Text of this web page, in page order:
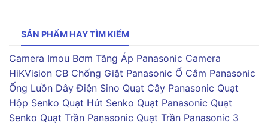
SẢN PHẨM HAY TÌM KIẾM
Camera Imou Bơm Tăng Áp Panasonic Camera
HiKVision CB Chống Giật Panasonic Ổ Cắm Panasonic
Ống Luồn Dây Điện Sino Quạt Cây Panasonic Quạt
Hộp Senko Quạt Hút Senko Quạt Panasonic Quạt
Senko Quạt Trần Panasonic Quạt Trần Panasonic 3